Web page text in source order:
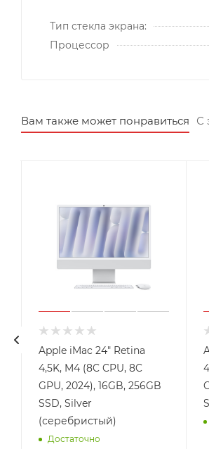
Тип стекла экрана:
Процессор
Вам также может понравиться С
Apple iMac 24" Retina
4,5K, M4 (8C CPU, 8C
GPU, 2024), 16GB, 256GB
SSD, Silver
(серебристый)
Достаточно